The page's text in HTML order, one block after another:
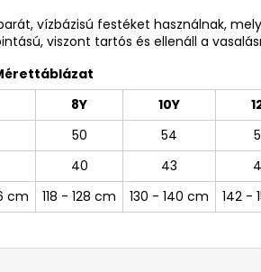
vízbázisú festéket használnak,
viszont tartós és ellenáll a
8Y 10Y
50 54
40 43
cm 118 - 128 cm 130 - 140 cm 142 -